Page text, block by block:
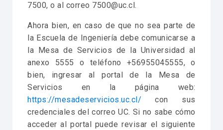
7500, o al correo 7500@uc.cl.
Ahora bien, en caso de que no sea parte de
la Escuela de Ingeniería debe comunicarse a
la Mesa de Servicios de la Universidad al
anexo 5555 o teléfono +56955045555, o
bien, ingresar al portal de la Mesa de
Servicios en la página web:
https://mesadeservicios.uc.cl/ con sus
credenciales del correo UC. Si no sabe cómo
acceder al portal puede revisar el siguiente